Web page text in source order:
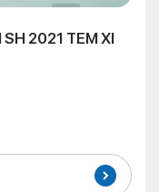
2021 TEM XI